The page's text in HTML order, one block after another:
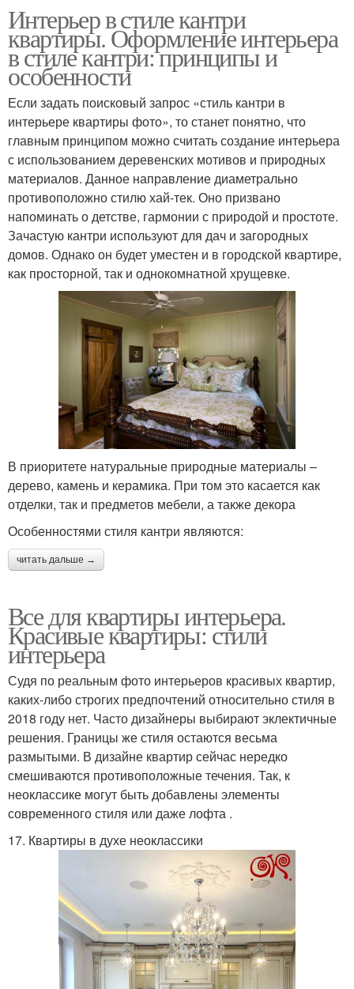
Интерьер в стиле кантри
квартиры. Оформление интерьера
в стиле кантри: принципы и
особенности
Если задать поисковый запрос «стиль кантри в
интерьере квартиры фото», то станет понятно, что
главным принципом можно считать создание интерьера
с использованием деревенских мотивов и природных
материалов. Данное направление диаметрально
противоположно стилю хай-тек. Оно призвано
напоминать о детстве, гармонии с природой и простоте.
Зачастую кантри используют для дач и загородных
домов. Однако он будет уместен и в городской квартире,
как просторной, так и однокомнатной хрущевке.
В приоритете натуральные природные материалы –
дерево, камень и керамика. При том это касается как
отделки, так и предметов мебели, а также декора
Особенностями стиля кантри являются:
читать дальше →
Все для квартиры интерьера.
Красивые квартиры: стили
интерьера
Судя по реальным фото интерьеров красивых квартир,
каких-либо строгих предпочтений относительно стиля в
2018 году нет. Часто дизайнеры выбирают эклектичные
решения. Границы же стиля остаются весьма
размытыми. В дизайне квартир сейчас нередко
смешиваются противоположные течения. Так, к
неоклассике могут быть добавлены элементы
современного стиля или даже лофта .
17. Квартиры в духе неоклассики